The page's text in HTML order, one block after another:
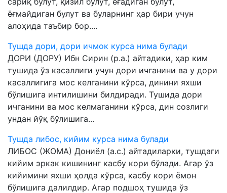
ёғмайдиган булут ва буларнинг ҳар бири учун
алоҳида таъбир бор....
Тушда дори, дори ичмок курса нима булади
ДОРИ (ДОРУ) Ибн Сирин (р.а.) айтадики, ҳар ким
тушида ўз касаллиги учун дори ичганини ва у дори
касаллигига мос келганини кўрса, динини яхши
бўлишига интилишини билдиради. Тушида дори
ичганини ва мос келмаганини кўрса, дин созлиги
ундан йўқ бўлишига...
Тушда либос, кийим курса нима булади
ЛИБОС (ЖОМА) Дониёл (а.с.) айтадиларки, тушдаги
кийим эркак кишининг касбу кори бўлади. Агар ўз
кийимини яхши ҳолда кўрса, касбу кори ёмон
бўлишига далилдир. Агар подшоҳ тушида ўз